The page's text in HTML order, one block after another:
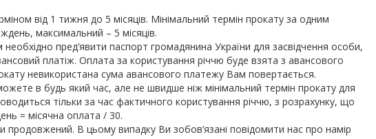
від 1 тижня до 5 місяців. Мінімальний термін прокату за одним
максимальний – 5 місяців.
пред’явити паспорт громадянина України для засвідчення особи,
платіж. Оплата за користування річчю буде взята з авансового
невикористана сума авансового платежу Вам повертається.
в будь який час, але не швидше ніж мінімальний термін прокату для
тільки за час фактичного користування річчю, з розрахунку, що
= місячна оплата / 30.
В цьому випадку Ви зобов’язані повідомити нас про намір